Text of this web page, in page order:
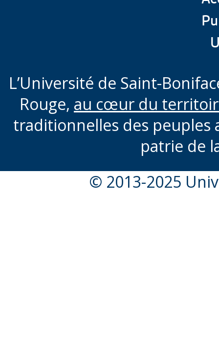
L’Université de Saint-
Rouge, au cœur du
traditionnelles des peuples
patrie de
© 2013-2025